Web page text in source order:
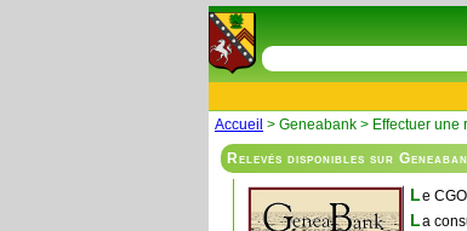
Accueil > Geneabank > Effectuer une
Relevés disponibles sur
Le
La